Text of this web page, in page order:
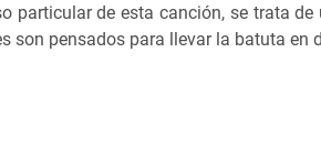
particular de esta canción, se trata
son pensados para llevar la batuta en